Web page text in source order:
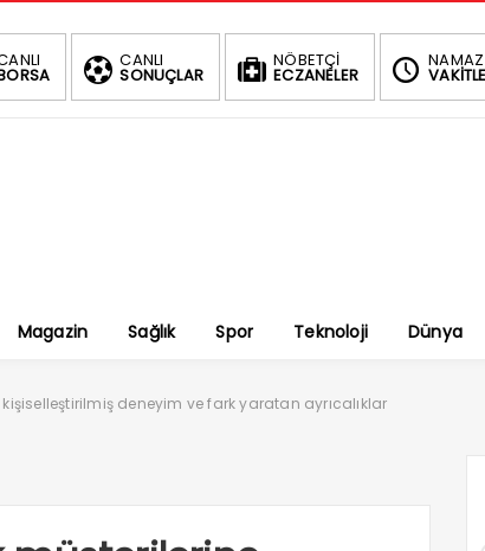
CANLI
SONUÇLAR
NÖBETÇİ
ECZANELER
NAMAZ
Magazin Sağlık Spor Teknoloji Dünya
kişiselleştirilmiş deneyim ve fark yaratan ayrıcalıklar